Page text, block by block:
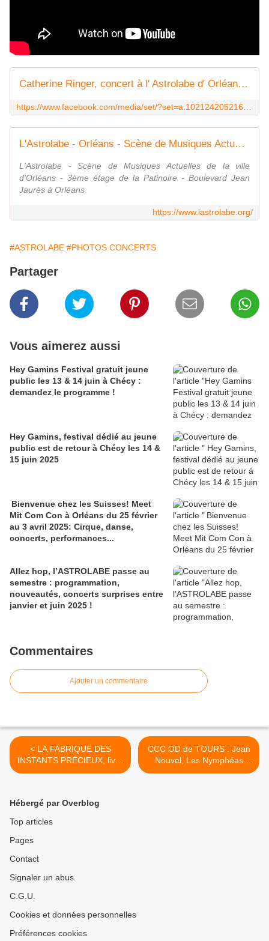
Catherine Ringer, concert à l' Astrolabe d' Orléans | Facebook
L'Astrolabe - Orléans - Scène de Musiques Actuelles
L'Astrolabe - Scène de Musiques Actuelles de la ville
d'Orléans - 3ème étage de la Patinoire - Boulevard Jean
Jaurès à Orléans
https://www.lastrolabe.org/
#ASTROLABE #PHOTOS CONCERTS
Partager
Vous aimerez aussi
Hey Gamins Festival gratuit jeune
public les 13 & 14 juin à Chécy :
demandez le programme !
Hey Gamins, festival dédié au jeune
public est de retour à Chécy les 14 &
15 juin 2025
Bienvenue chez les Suisses! Meet
Mit Com Con à Orléans du 25 février
au 3 avril 2025: Cirque, danse,
concerts, performances...
Allez hop, l’ASTROLABE passe au
semestre : programmation,
nouveautés, concerts surprises entre
janvier et juin 2025 !
Commentaires
Ajouter un commentaire
< LA FABRIQUE DES
INSTANTS PRÉCIEUX, livre
de...
CCC OD de TOURS : Jean
Nouvel, Les Nymphéas
d’Olivier Debré et Ghada
Hébergé par Overblog
Top articles
Pages
Contact
Signaler un abus
C.G.U.
Cookies et données personnelles
Préférences cookies